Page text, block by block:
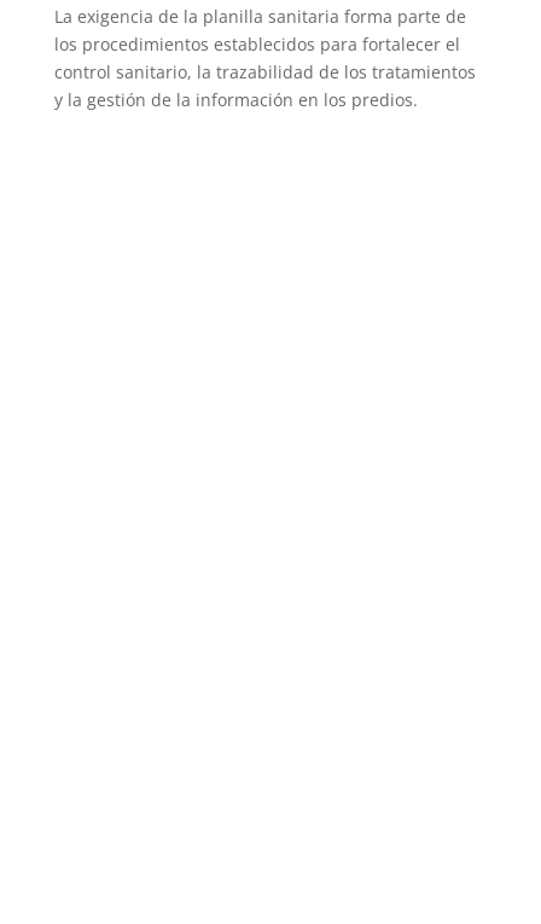
La exigencia de la planilla sanitaria forma parte de
los procedimientos establecidos para fortalecer el
control sanitario, la trazabilidad de los tratamientos
y la gestión de la información en los predios.